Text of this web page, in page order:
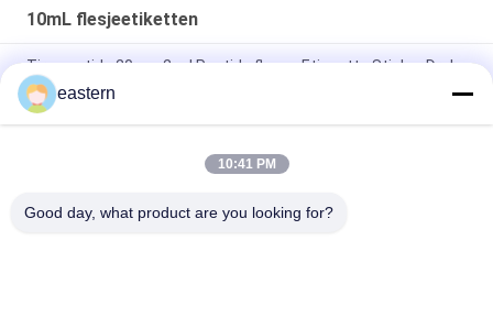
10mL flesjeetiketten
Tirze patide 20 mg 2 ml Peptide flacon Etiquette Sticker Druk
GHRP6 5MG 2 MLBottle Label Sticker Printing Voor peptide
poeder etiketten
GHRP6 5MG 2 MLBottle Label Sticker Printing Voor peptide
eastern
10:41 PM
Good day, what product are you looking for?